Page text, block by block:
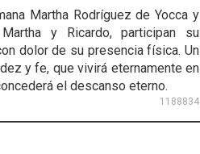
Martha Rodríguez de Yocca y
y Ricardo, participan su
dolor de su presencia física. Un
y fe, que vivirá eternamente en
el descanso eterno.
1188834